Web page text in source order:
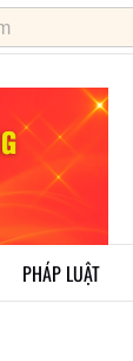
PHÁP LUẬT